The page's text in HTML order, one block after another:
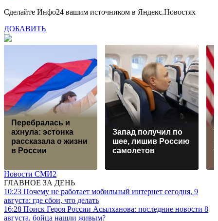
Сделайте Инфо24 вашим источником в Яндекс.Новостях
ДОБАВИТЬ
Перебралась и
ахнула: эстонка
рассказала о жизни
в России
Запад получил по
шее, лишив Россию
самолетов
Новости СМИ2
ГЛАВНОЕ ЗА ДЕНЬ
10:23 Почему не работает мобильный интернет сегодня, 9
августа: где сбои, что делать
16:28 Поиск Героя России Асылханова: последние новости 8
августа, бойца нашли живым?